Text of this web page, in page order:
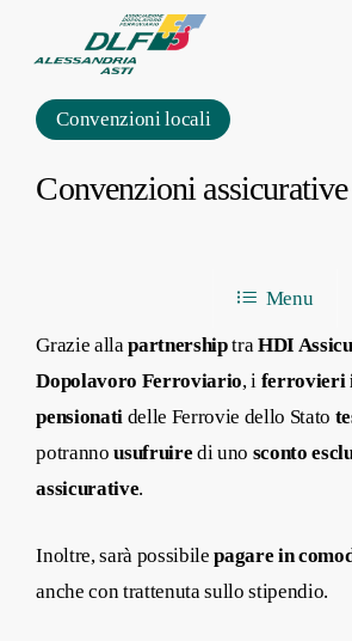
contentConvenzioni locali
Convenzioni
Menu
Grazie allapartnershiptraHDI
Dopolavoro Ferroviario, i ferrovieri
pensionati delle Ferrovie dello Stato
potrannousufruire di uno sconto
assicurative.
Inoltre, sarà possibilepagare in
anche con trattenuta sullo stipendio.